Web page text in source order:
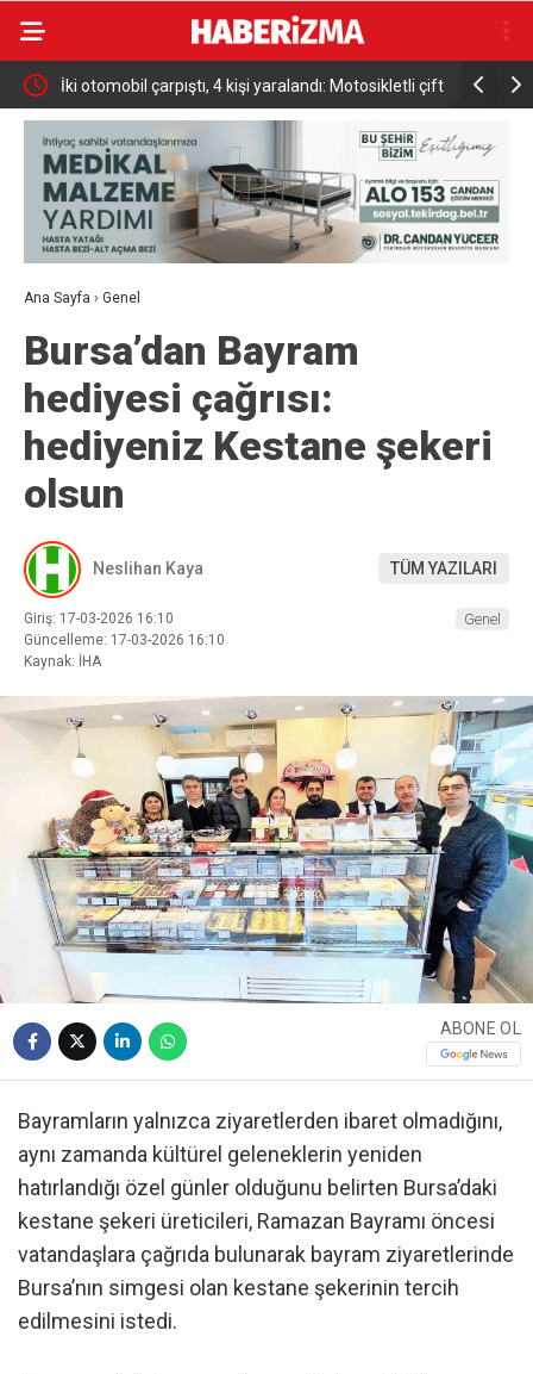
İki otomobil çarpıştı, 4 kişi yaralandı: Motosikletli çift
kazadan kıl payı kurtuldu
Türkiye
Altın
Ana Sayfa › Genel
Bursa’dan Bayram
hediyesi çağrısı:
hediyeniz Kestane şekeri
olsun
Neslihan Kaya TÜM YAZILARI
Giriş: 17-03-2026 16:10
Güncelleme: 17-03-2026 16:10
Kaynak: İHA
Genel
ABONE OL
Bayramların yalnızca ziyaretlerden ibaret olmadığını,
aynı zamanda kültürel geleneklerin yeniden
hatırlandığı özel günler olduğunu belirten Bursa’daki
kestane şekeri üreticileri, Ramazan Bayramı öncesi
vatandaşlara çağrıda bulunarak bayram ziyaretlerinde
Bursa’nın simgesi olan kestane şekerinin tercih
edilmesini istedi.